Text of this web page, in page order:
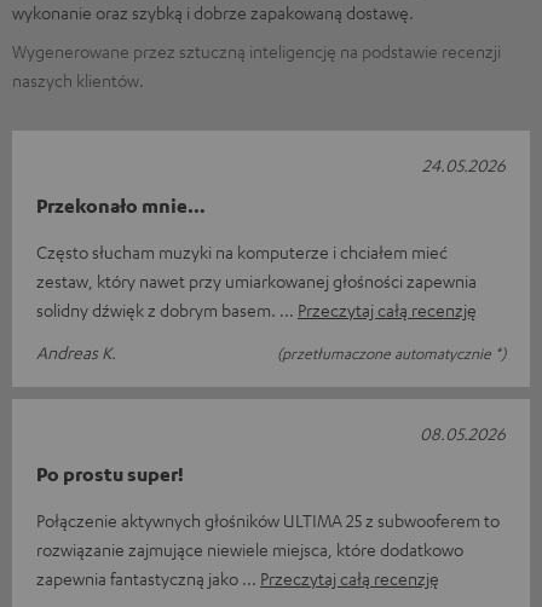
wykonanie oraz szybką i dobrze zapakowaną dostawę.
Wygenerowane przez sztuczną inteligencję na podstawie recenzji
naszych klientów.
Przekonało mnie…
Często słucham muzyki na komputerze i chciałem mieć
zestaw, który nawet przy umiarkowanej głośności zapewnia
solidny dźwięk z dobrym basem.
Przeczytaj całą recenzję
Andreas K.
(przetłumaczone automatycznie *)
24.05.2026
Po prostu super!
Połączenie aktywnych głośników ULTIMA 25 z subwooferem to
rozwiązanie zajmujące niewiele miejsca, które dodatkowo
zapewnia fantastyczną jako
Przeczytaj całą recenzję
08.05.2026